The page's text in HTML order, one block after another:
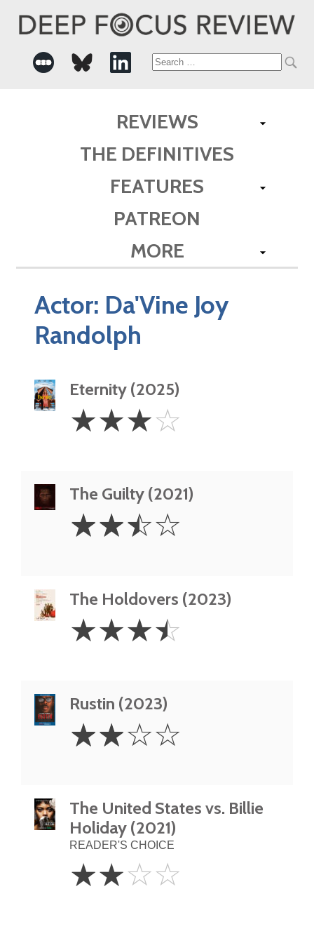
Search
REVIEWS
THE DEFINITIVES
FEATURES
PATREON
MORE
Actor: Da'Vine Joy
Randolph
Eternity (2025)
Stars
☆☆☆☆
The Guilty (2021)
2.5
Stars
☆☆☆☆
The Holdovers (2023)
3.5
Stars
☆☆☆☆
Rustin (2023)
Stars
☆☆☆☆
The United States vs. Billie
Holiday (2021)
READER'S CHOICE
Stars
☆☆☆☆